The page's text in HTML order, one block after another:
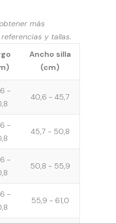
más
y tallas.
Ancho silla
(cm)
-
40,6 - 45,7
-
45,7 - 50,8
-
50,8 - 55,9
-
55,9 - 61,0